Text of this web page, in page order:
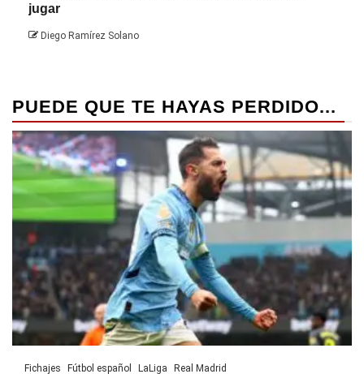
jugar
Diego Ramírez Solano
PUEDE QUE TE HAYAS PERDIDO...
Fichajes Fútbol español LaLiga Real Madrid